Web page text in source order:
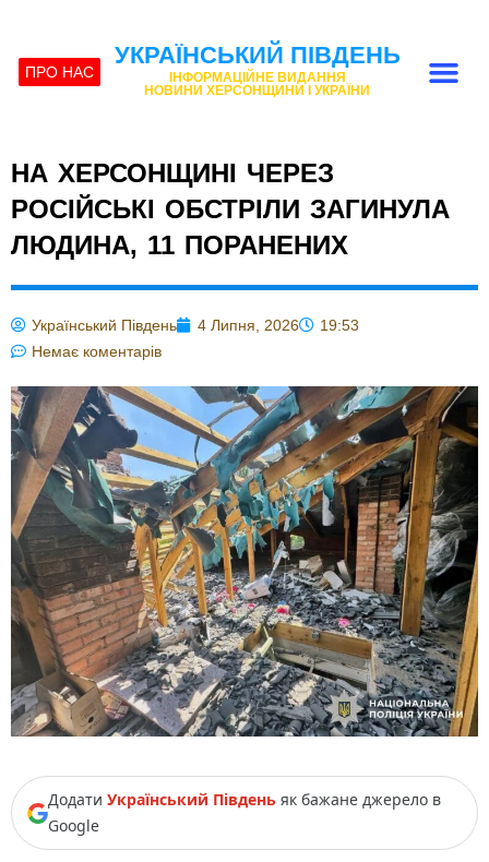
ПРО НАС
УКРАЇНСЬКИЙ ПІВДЕНЬ
ІНФОРМАЦІЙНЕ ВИДАННЯ
НОВИНИ ХЕРСОНЩИНИ І УКРАЇНИ
НА ХЕРСОНЩИНІ ЧЕРЕЗ
РОСІЙСЬКІ ОБСТРІЛИ ЗАГИНУЛА
ЛЮДИНА, 11 ПОРАНЕНИХ
Український Південь 4 Липня, 2026
19:53
Немає коментарів
Додати Український Південь як бажане джерело в
Google